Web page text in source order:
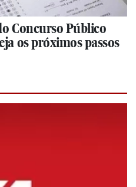
Concurso Público
os próximos passos